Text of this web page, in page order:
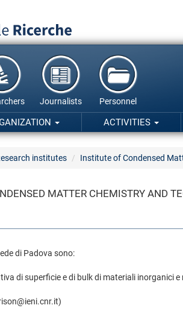
Journalists Personnel
ACTIVITIES
institutes Institute of Condensed
MATTER CHEMISTRY AND
di Padova sono:
di superficie e di bulk di materiali inorganici